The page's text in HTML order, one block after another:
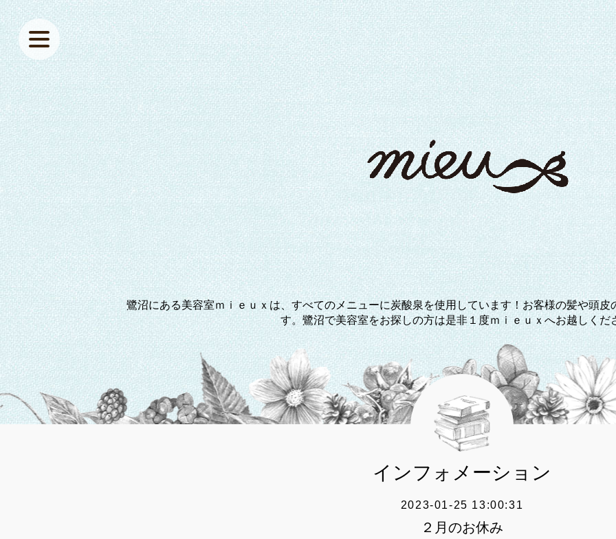
鷺沼にある美容室ｍｉｅｕｘは、すべてのメニューに炭酸泉を使用しています！お客様の髪や頭
す。鷺沼で美容室をお探しの方は是非１度ｍｉｅｕｘへお越しくだ
インフォメーション
2023-01-25 13:00:31
２月のお休み